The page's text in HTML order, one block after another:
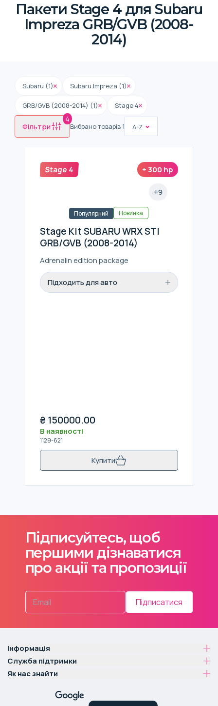
Пакети Stage 4 для Subaru
Impreza GRB/GVB (2008-
2014)
Subaru (1) Subaru Impreza (1)
GRB/GVB (2008-2014) (1) Stage 4
Фільтри
4
Вибрано товарів 1 A-Z
Stage 4 +300 hp
+9
Популярний Новинка
Stage Kit SUBARU WRX STI
GRB/GVB (2008-2014)
Adrenalin edition package
Підходить для авто
₴ 150000.00
В наявності
1129-621
Купити
Підписуйтесь, щоб
першими дізнаватися
про акції та пропозиції
Підписатися
Інформація
Служба підтримки
Як нас знайти